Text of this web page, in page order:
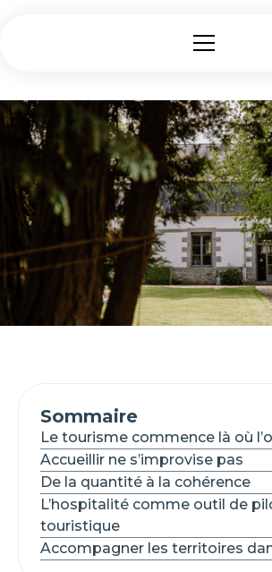
Sommaire
Le tourisme commence là où
Accueillir ne s’improvise pas
De la quantité à la cohérence
L’hospitalité comme outil de
touristique
Accompagner les territoires